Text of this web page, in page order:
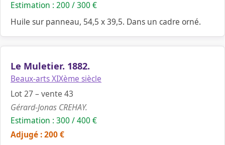
Estimation : 200 / 300 €
Huile sur panneau, 54,5 x 39,5. Dans un cadre orné.
Le Muletier. 1882.
Beaux-arts XIXème siècle
Lot 27 – vente 43
Gérard-Jonas CREHAY.
Estimation : 300 / 400 €
Adjugé : 200 €